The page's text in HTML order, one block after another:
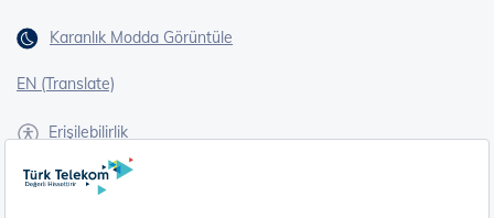
Karanlık Modda Görüntüle
EN (Translate)
Erişilebilirlik
İşaret Dili Çevirisi